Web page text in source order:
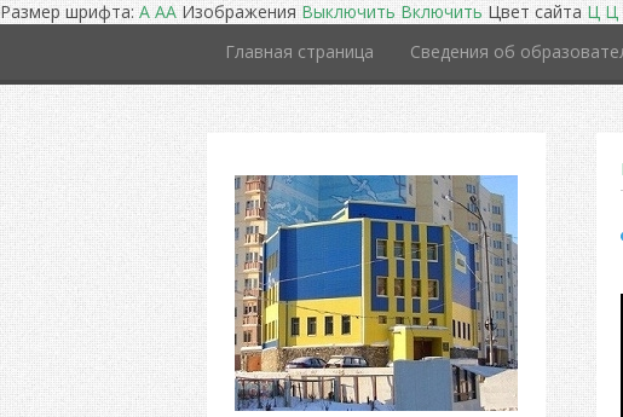
Размер шрифта:A AAИзображенияВыключить ВключитьЦвет сайтаЦ Ц
Главная страница
Сведения об